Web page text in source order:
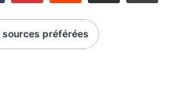
sources préférées